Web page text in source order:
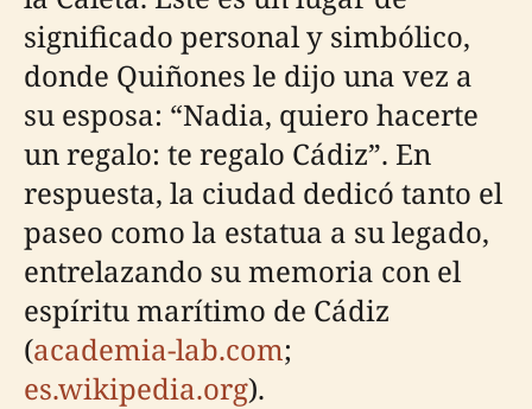
significado personal y simbólico,
donde Quiñones le dijo una vez a
su esposa: “Nadia, quiero hacerte
un regalo: te regalo Cádiz”. En
respuesta, la ciudad dedicó tanto el
paseo como la estatua a su legado,
entrelazando su memoria con el
espíritu marítimo de Cádiz
(academia-lab.com;
es.wikipedia.org).